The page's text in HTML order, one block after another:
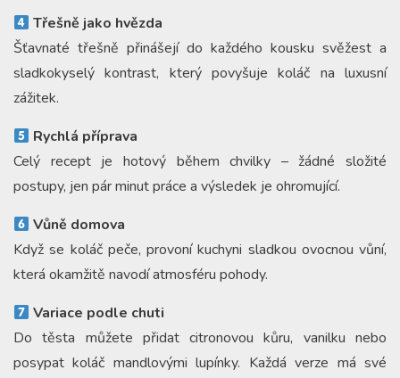
Třešně jako hvězda
Šťavnaté třešně přinášejí do každého kousku svěžest a
sladkokyselý kontrast, který povyšuje koláč na luxusní
zážitek.
Rychlá příprava
Celý recept je hotový během chvilky – žádné složité
postupy, jen pár minut práce a výsledek je ohromující.
Vůně domova
Když se koláč peče, provoní kuchyni sladkou ovocnou vůní,
která okamžitě navodí atmosféru pohody.
Variace podle chuti
Do těsta můžete přidat citronovou kůru, vanilku nebo
posypat koláč mandlovými lupínky. Každá verze má své